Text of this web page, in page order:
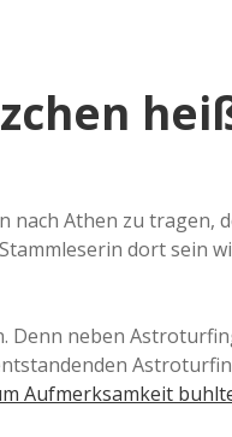
i
n
r
Athen zu tragen,
dort sein
Denn neben
Aufmerksamkeit